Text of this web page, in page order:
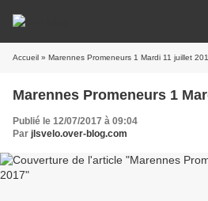
Accueil » Marennes Promeneurs 1 Mardi 11 juillet
Publié le 12/07/2017 à 09:04
Par jlsvelo.over-blog.com